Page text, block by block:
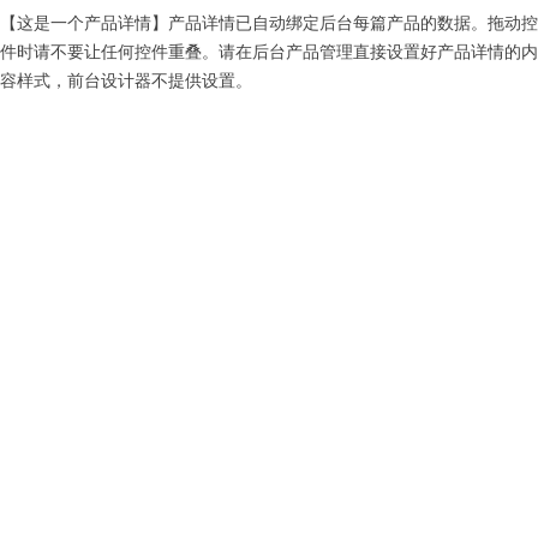
【这是一个产品详情】产品详情已自动绑定后台每篇产品的数据。拖动控
件时请不要让任何控件重叠。请在后台产品管理直接设置好产品详情的内
容样式，前台设计器不提供设置。